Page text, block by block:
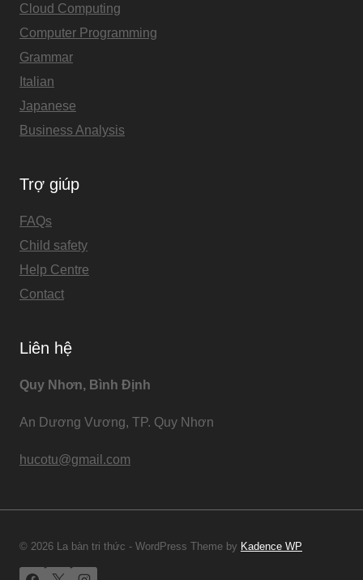
Cloud Computing
Computer Programming
Grammar
Italian
Japanese
Business Analysis
Trợ giúp
FAQs
Child safety
Help Centre
Contact
Liên hệ
Quy Nhơn, Bình Định
An Dương Vương, TP. Quy Nhơn
hucotu@gmail.com
© 2026 La bàn tri thức - WordPress Theme by Kadence WP